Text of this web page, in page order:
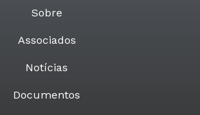
Sobre
Associados
Notícias
Documentos